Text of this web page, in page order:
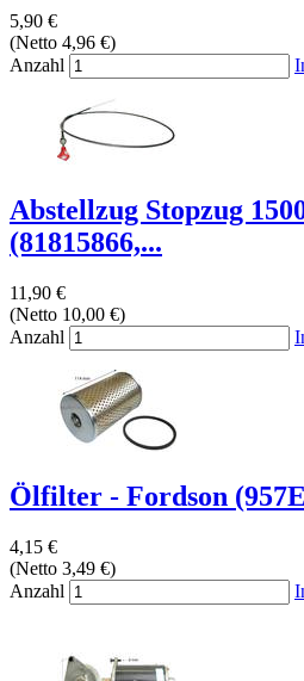
5,90 €
(Netto 4,96 €)
Anzahl
Abstellzug Stopzug
(81815866,...
11,90 €
(Netto 10,00 €)
Anzahl
Ölfilter - Fordson
4,15 €
(Netto 3,49 €)
Anzahl